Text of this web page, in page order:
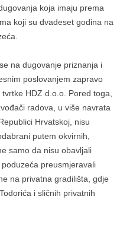
koja imaju prema
koji su dvadeset godina na
na dugovanje priznanja i
poslovanjem zapravo
HDZ d.o.o. Pored toga,
radova, u više navrata
Hrvatskoj, nisu
putem okvirnih,
samo da nisu obavljali
preusmjeravali
na privatna gradilišta, gdje
i sličnih privatnih